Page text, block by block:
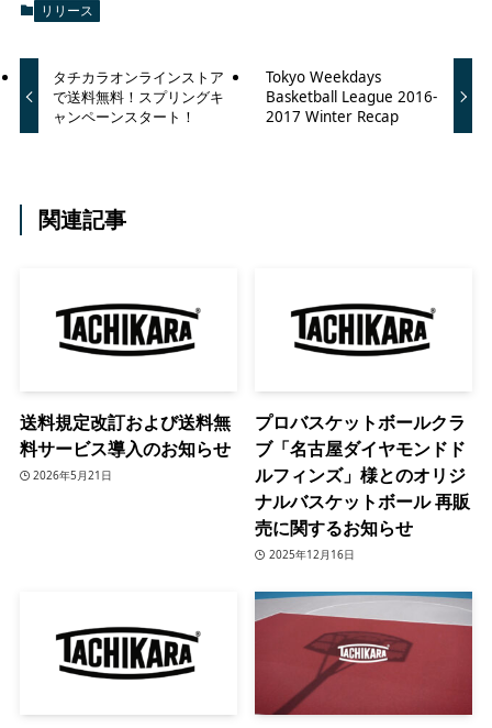
リリース
タチカラオンラインストア
で送料無料！スプリングキ
ャンペーンスタート！
Tokyo Weekdays
Basketball League 2016-
2017 Winter Recap
関連記事
送料規定改訂および送料無
料サービス導入のお知らせ
2026年5月21日
プロバスケットボールクラ
ブ「名古屋ダイヤモンドド
ルフィンズ」様とのオリジ
ナルバスケットボール 再販
売に関するお知らせ
2025年12月16日